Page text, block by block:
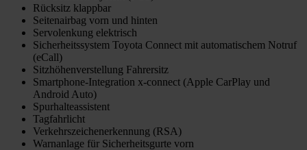
Rücksitz klappbar
Seitenairbag vorn und hinten
Servolenkung elektrisch
Sicherheitssystem Toyota Connect mit automatischem Notruf
(eCall)
Sitzhöhenverstellung Fahrersitz
Smartphone-Integration x-connect (Apple CarPlay und
Android Auto)
Spurhalteassistent
Tagfahrlicht
Verkehrszeichenerkennung (RSA)
Warnanlage für Sicherheitsgurte vorn